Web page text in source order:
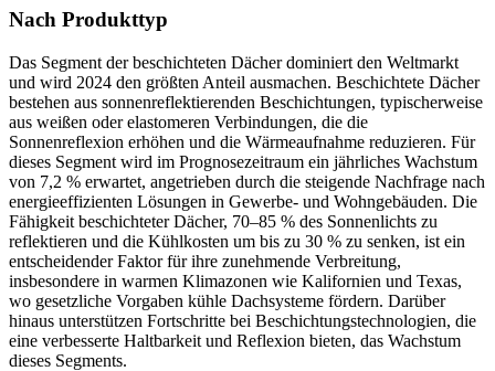
Nach Produkttyp
Das Segment der beschichteten Dächer dominiert den Weltmarkt
und wird 2024 den größten Anteil ausmachen. Beschichtete Dächer
bestehen aus sonnenreflektierenden Beschichtungen, typischerweise
aus weißen oder elastomeren Verbindungen, die die
Sonnenreflexion erhöhen und die Wärmeaufnahme reduzieren. Für
dieses Segment wird im Prognosezeitraum ein jährliches Wachstum
von 7,2 % erwartet, angetrieben durch die steigende Nachfrage nach
energieeffizienten Lösungen in Gewerbe- und Wohngebäuden. Die
Fähigkeit beschichteter Dächer, 70–85 % des Sonnenlichts zu
reflektieren und die Kühlkosten um bis zu 30 % zu senken, ist ein
entscheidender Faktor für ihre zunehmende Verbreitung,
insbesondere in warmen Klimazonen wie Kalifornien und Texas,
wo gesetzliche Vorgaben kühle Dachsysteme fördern. Darüber
hinaus unterstützen Fortschritte bei Beschichtungstechnologien, die
eine verbesserte Haltbarkeit und Reflexion bieten, das Wachstum
dieses Segments.